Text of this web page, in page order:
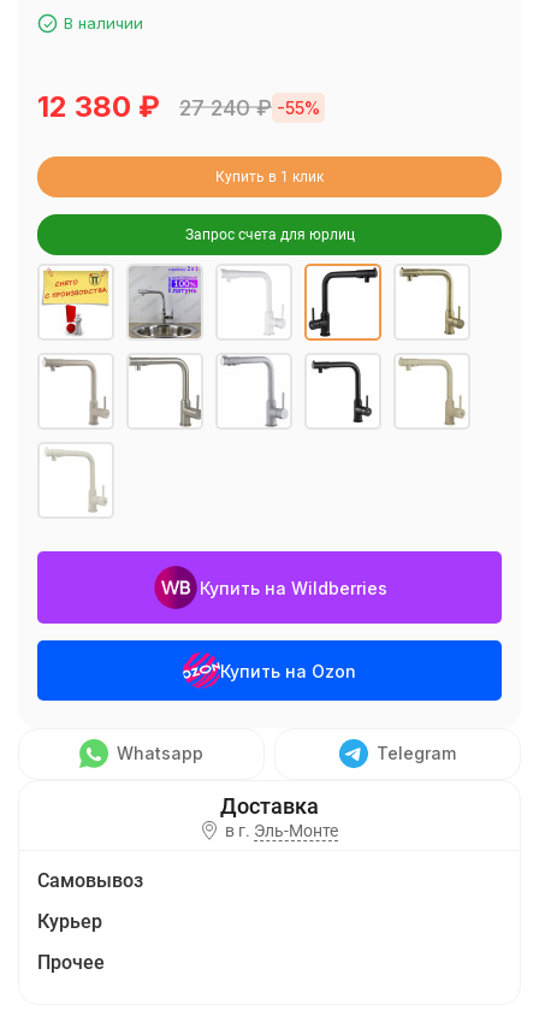
В наличии
12 380 ₽ 27 240₽ -55%
Купить в 1 клик
Запрос счета для юрлиц
Купить на Wildberries
Купить на Ozon
Whatsapp Telegram
в г. Эль-Монте
Самовывоз
Курьер
Прочее